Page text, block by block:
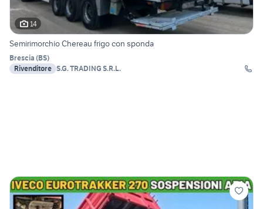
14
Semirimorchio Chereau frigo con sponda
Brescia (BS)
Rivenditore S.G. TRADING S.R.L.